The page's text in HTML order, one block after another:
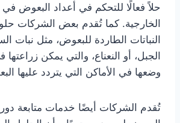
حلاً فعالًا للتحكم في أعداد البعوض في
الخارجية. كما تُقدم بعض الشركات
النباتات الطاردة للبعوض، مثل نبات
الجبل، أو النعناع، والتي يمكن زراعتها
وضعها في الأماكن التي يتردد عليها
تُقدم الشركات أيضًا خدمات متابعة